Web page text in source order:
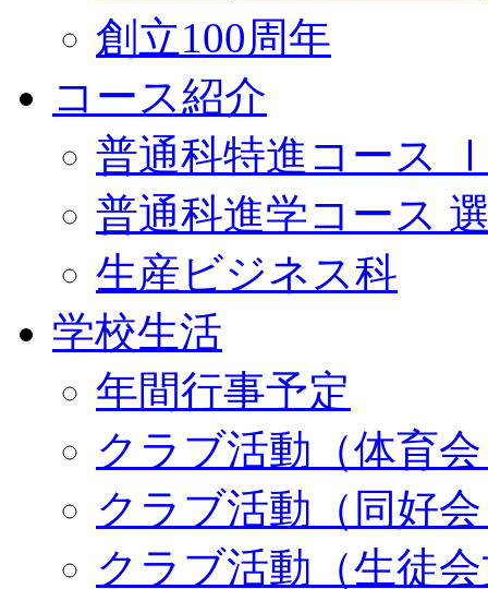
創立100周年
コース紹介
普通科特進コース
普通科進学コース
生産ビジネス科
学校生活
年間行事予定
クラブ活動（体育
クラブ活動（同好
クラブ活動（生徒